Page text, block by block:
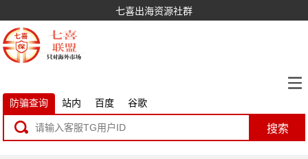
七喜出海资源社群
防骗查询 站内 百度 谷歌
搜索